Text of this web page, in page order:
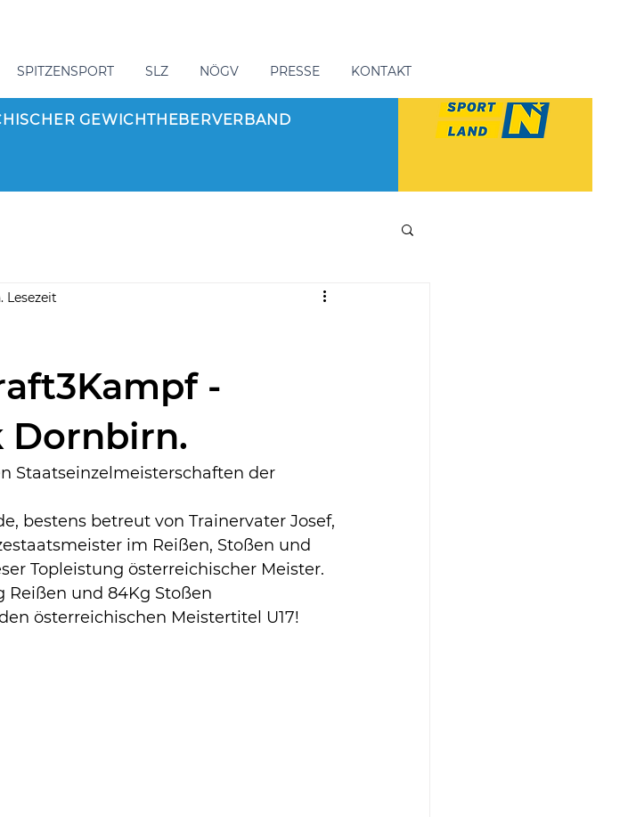
SPITZENSPORT SLZ NÖGV PRESSE KONTAKT
GEWICHTHEBERVERBAND
-
Dornbirn.
Lesezeit
Staatseinzelmeisterschaften der
bestens betreut von Trainervater Josef,
im Reißen, Stoßen und
Topleistung österreichischer Meister.
Reißen und 84Kg Stoßen
österreichischen Meistertitel U17!